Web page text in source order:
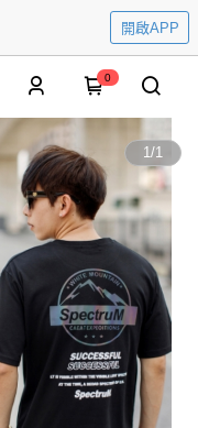
開啟APP
0
1/1